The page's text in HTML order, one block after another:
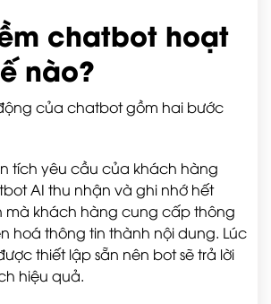
chatbot hoạt
nào?
của chatbot gồm hai bước
tích yêu cầu của khách hàng
AI thu nhận và ghi nhớ hết
mà khách hàng cung cấp thông
hoá thông tin thành nội dung. Lúc
thiết lập sẵn nên bot sẽ trả lời
hiệu quả.